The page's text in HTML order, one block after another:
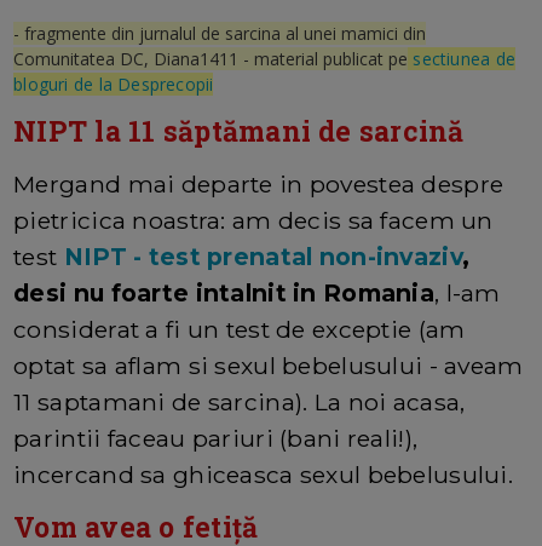
- fragmente din jurnalul de sarcina al unei mamici din
Comunitatea DC, Diana1411 - material publicat pe sectiunea de
bloguri de la Desprecopii
NIPT la 11 săptămani de sarcină
Mergand mai departe in povestea despre
pietricica noastra: am decis sa facem un
test NIPT - test prenatal non-invaziv,
desi nu foarte intalnit in Romania, l-am
considerat a fi un test de exceptie (am
optat sa aflam si sexul bebelusului - aveam
11 saptamani de sarcina). La noi acasa,
parintii faceau pariuri (bani reali!),
incercand sa ghiceasca sexul bebelusului.
Vom avea o fetiță